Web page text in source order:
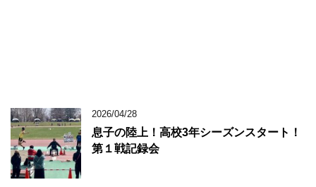
2026/04/28
息子の陸上！高校3年シーズンスタート！
第１戦記録会